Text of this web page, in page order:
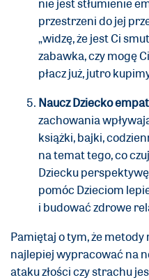
przestrzeni do jej
„widzę, że jest Ci
zabawka, czy mogę
płacz już, jutro
Naucz Dziecko
zachowania
książki, bajki,
na temat tego, co
Dziecku
pomóc Dzieciom
i budować zdrowe
Pamiętaj o tym, że
najlepiej wypracować na
ataku złości czy strachu